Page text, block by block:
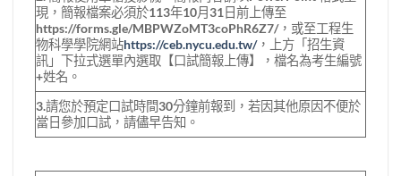
現，簡報檔案必須於113年10月31日前上傳至
https://forms.gle/MBPWZoMT3coPhR6Z7/，或至工程生
物科學學院網站https://ceb.nycu.edu.tw/，上方「招生資
訊」下拉式選單內選取【口試簡報上傳】，檔名為考生編號
+姓名。
3.請您於預定口試時間30分鐘前報到，若因其他原因不便於
當日參加口試，請儘早告知。